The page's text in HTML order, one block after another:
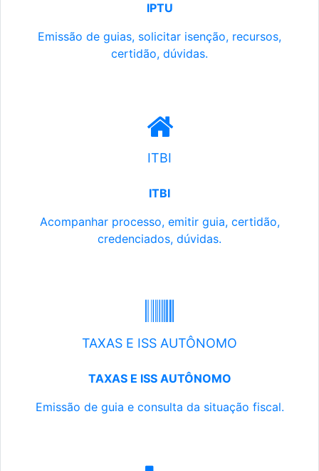
IPTU
Emissão de guias, solicitar isenção, recursos,
certidão, dúvidas.
ITBI
ITBI
Acompanhar processo, emitir guia, certidão,
credenciados, dúvidas.
TAXAS E ISS AUTÔNOMO
TAXAS E ISS AUTÔNOMO
Emissão de guia e consulta da situação fiscal.